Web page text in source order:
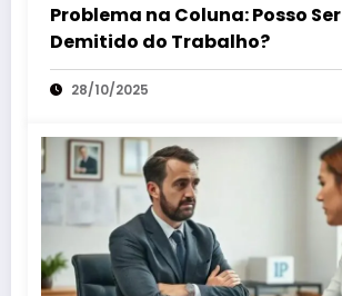
Problema na Coluna: Posso Ser
Demitido do Trabalho?
28/10/2025